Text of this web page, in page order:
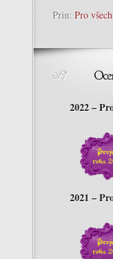
Prin: Pro
2022 –
2021 –